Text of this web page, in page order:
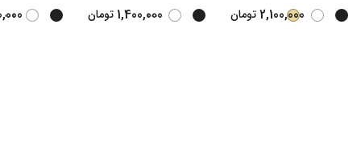
2,100,000 تومان ...
1,400,000 تومان ...